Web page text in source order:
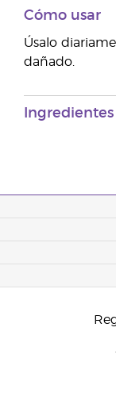
Cómo usar
Úsalo
dañado.
Ingredientes